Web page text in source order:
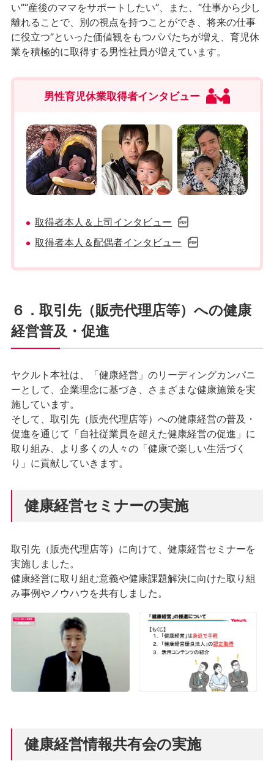
い”“産後のママをサポートしたい”、また、”仕事から少し
離れることで、別の視点を持つことができ、将来の仕事
に役立つ”といった価値観をもつパパたちが増え、育児休
業を積極的に取得する男性社員が増えています。
男性育児休業取得者インタビュー
取得者本人＆上司インタビュー
取得者本人＆配偶者インタビュー
６．取引先（販売代理店等）への健康
経営普及・促進
ヤクルト本社は、「健康経営」のリーディングカンパニ
ーとして、企業理念に基づき、さまざまな健康施策を実
施しています。
そして、取引先（販売代理店等）への健康経営の普及・
促進を通じて「自社従業員を超えた健康経営の促進」に
取り組み、より多くの人々の「健康で楽しい生活づく
り」に貢献していきます。
健康経営セミナーの実施
取引先（販売代理店等）に向けて、健康経営セミナーを
実施しました。
健康経営に取り組む意義や健康課題解決に向けた取り組
み事例やノウハウを共有しました。
健康経営情報共有会の実施